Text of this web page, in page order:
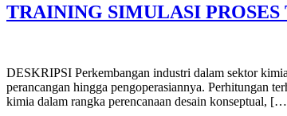
TRAINING SIMULASI
DESKRIPSI Perkembangan industri dalam sektor
perancangan hingga pengoperasiannya. Perhitungan
kimia dalam rangka perencanaan desain konseptual,